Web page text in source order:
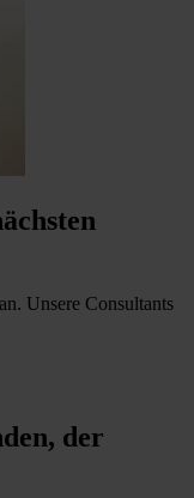
Unsere Consultants
der